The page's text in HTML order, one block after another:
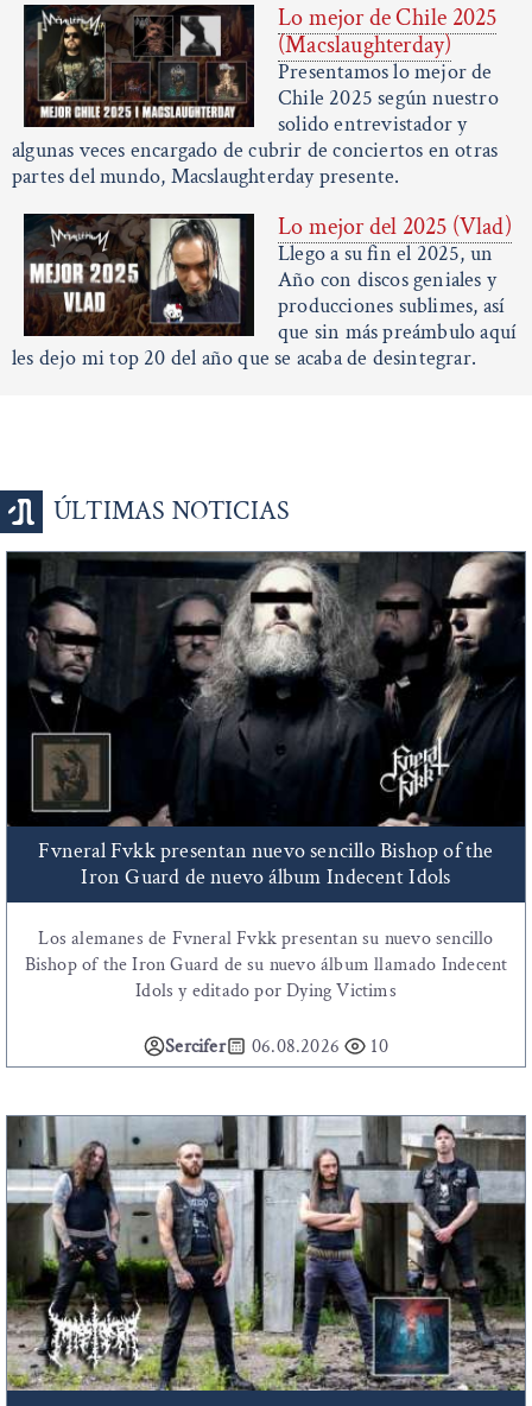
Lo mejor de Chile 2025
(Macslaughterday)
Presentamos lo mejor de
Chile 2025 según nuestro
solido entrevistador y
algunas veces encargado de cubrir de conciertos en otras
partes del mundo, Macslaughterday presente.
Lo mejor del 2025 (Vlad)
Llego a su fin el 2025, un
Año con discos geniales y
producciones sublimes, así
que sin más preámbulo aquí
les dejo mi top 20 del año que se acaba de desintegrar.
ÚLTIMAS NOTICIAS
Fvneral Fvkk presentan nuevo sencillo Bishop of the
Iron Guard de nuevo álbum Indecent Idols
Los alemanes de Fvneral Fvkk presentan su nuevo sencillo
Bishop of the Iron Guard de su nuevo álbum llamado Indecent
Idols y editado por Dying Victims
Sercifer 06.08.2026 10